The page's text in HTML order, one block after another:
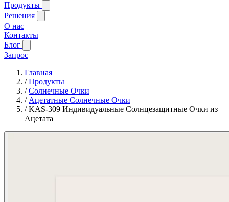
Продукты
Решения
О нас
Контакты
Блог
Запрос
Главная
/Продукты
/Солнечные Очки
/ Ацетатные Солнечные Очки
/KAS-309 Индивидуальные Солнцезащитные Очки из
Ацетата